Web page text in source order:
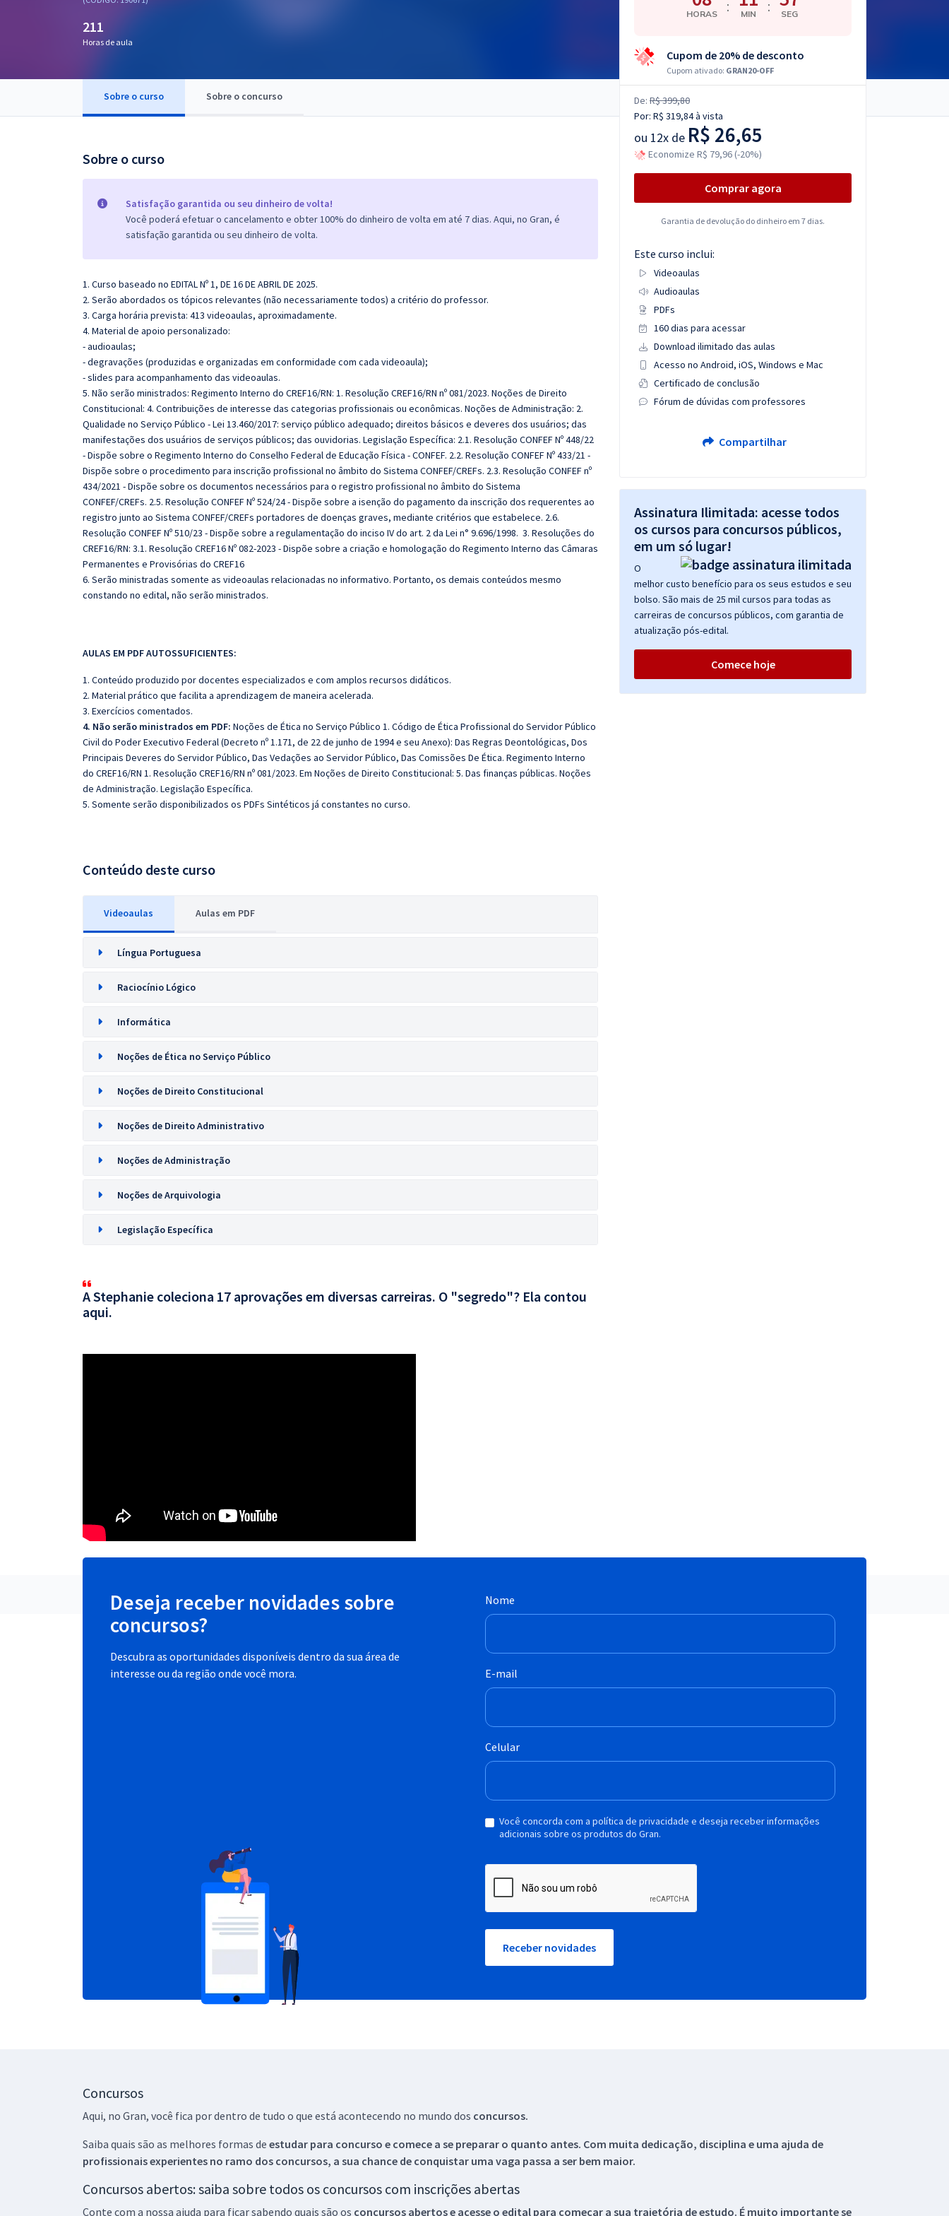
OAB
211
Horas de aula
Sobre o curso Sobre o concurso
Sobre o curso
Satisfação garantida ou seu dinheiro de volta!
Você poderá efetuar o cancelamento e obter 100% do dinheiro de volta em até 7 dias. Aqui, no Gran, é
satisfação garantida ou seu dinheiro de volta.
1. Curso baseado no EDITAL Nº 1, DE 16 DE ABRIL DE 2025.
2. Serão abordados os tópicos relevantes (não necessariamente todos) a critério do professor.
3. Carga horária prevista: 413 videoaulas, aproximadamente.
4. Material de apoio personalizado:
- audioaulas;
- degravações (produzidas e organizadas em conformidade com cada videoaula);
- slides para acompanhamento das videoaulas.
5. Não serão ministrados: Regimento Interno do CREF16/RN: 1. Resolução CREF16/RN nº 081/2023. Noções de Direito
Constitucional: 4. Contribuições de interesse das categorias profissionais ou econômicas. Noções de Administração: 2.
Qualidade no Serviço Público - Lei 13.460/2017: serviço público adequado; direitos básicos e deveres dos usuários; das
manifestações dos usuários de serviços públicos; das ouvidorias. Legislação Específica: 2.1. Resolução CONFEF Nº 448/22
- Dispõe sobre o Regimento Interno do Conselho Federal de Educação Física - CONFEF. 2.2. Resolução CONFEF Nº 433/21 -
Dispõe sobre o procedimento para inscrição profissional no âmbito do Sistema CONFEF/CREFs. 2.3. Resolução CONFEF nº
434/2021 - Dispõe sobre os documentos necessários para o registro profissional no âmbito do Sistema
CONFEF/CREFs. 2.5. Resolução CONFEF Nº 524/24 - Dispõe sobre a isenção do pagamento da inscrição dos requerentes ao
registro junto ao Sistema CONFEF/CREFs portadores de doenças graves, mediante critérios que estabelece. 2.6.
Resolução CONFEF Nº 510/23 - Dispõe sobre a regulamentação do inciso IV do art. 2 da Lei n° 9.696/1998. 3. Resoluções do
CREF16/RN: 3.1. Resolução CREF16 Nº 082-2023 - Dispõe sobre a criação e homologação do Regimento Interno das Câmaras
Permanentes e Provisórias do CREF16
6. Serão ministradas somente as videoaulas relacionadas no informativo. Portanto, os demais conteúdos mesmo
constando no edital, não serão ministrados.
AULAS EM PDF AUTOSSUFICIENTES:
1. Conteúdo produzido por docentes especializados e com amplos recursos didáticos.
2. Material prático que facilita a aprendizagem de maneira acelerada.
3. Exercícios comentados.
4. Não serão ministrados em PDF: Noções de Ética no Serviço Público 1. Código de Ética Profissional do Servidor Público
Civil do Poder Executivo Federal (Decreto nº 1.171, de 22 de junho de 1994 e seu Anexo): Das Regras Deontológicas, Dos
Principais Deveres do Servidor Público, Das Vedações ao Servidor Público, Das Comissões De Ética. Regimento Interno
do CREF16/RN 1. Resolução CREF16/RN nº 081/2023. Em Noções de Direito Constitucional: 5. Das finanças públicas. Noções
de Administração. Legislação Específica.
5. Somente serão disponibilizados os PDFs Sintéticos já constantes no curso.
Conteúdo deste curso
Videoaulas Aulas em PDF
Língua Portuguesa
Raciocínio Lógico
Informática
Noções de Ética no Serviço Público
Noções de Direito Constitucional
Noções de Direito Administrativo
Noções de Administração
Noções de Arquivologia
Legislação Específica
A Stephanie coleciona 17 aprovações em diversas carreiras. O "segredo"? Ela contou
aqui.
HORAS : MIN : SEG
Cupom de 20% de desconto
Cupom ativado: GRAN20-OFF
De: R$ 399,80
Por: R$ 319,84à vista
ou 12x de R$ 26,65
Economize R$ 79,96 (-20%)
Comprar agora
Garantia de devolução do dinheiro em 7 dias.
Este curso inclui:
Videoaulas
Audioaulas
PDFs
160 dias para acessar
Download ilimitado das aulas
Acesso no Android, iOS, Windows e Mac
Certificado de conclusão
Fórum de dúvidas com professores
Compartilhar
Assinatura Ilimitada: acesse todos
os cursos para concursos públicos,
em um só lugar!
O
melhor custo benefício para os seus estudos e seu
bolso. São mais de 25 mil cursos para todas as
carreiras de concursos públicos, com garantia de
atualização pós-edital.
Comece hoje
Deseja receber novidades sobre
concursos?
Descubra as oportunidades disponíveis dentro da sua área de
interesse ou da região onde você mora.
Nome
E-mail
Celular
Você concorda com a política de privacidade e deseja receber informações
adicionais sobre os produtos do Gran.
Receber novidades
Concursos
Aqui, no Gran, você fica por dentro de tudo o que está acontecendo no mundo dos concursos.
Saiba quais são as melhores formas de estudar para concurso e comece a se preparar o quanto antes. Com muita dedicação, disciplina e uma ajuda de
profissionais experientes no ramo dos concursos, a sua chance de conquistar uma vaga passa a ser bem maior.
Concursos abertos: saiba sobre todos os concursos com inscrições abertas
Conte com a nossa ajuda para ficar sabendo quais são os concursos abertos e acesse o edital para começar a sua trajetória de estudo. É muito importante se